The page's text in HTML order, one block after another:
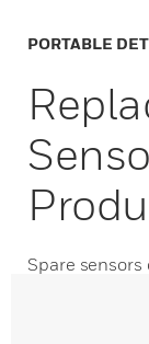
PORTABLE
Spare